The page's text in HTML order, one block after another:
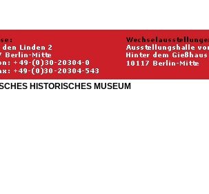
HISTORISCHES MUSEUM